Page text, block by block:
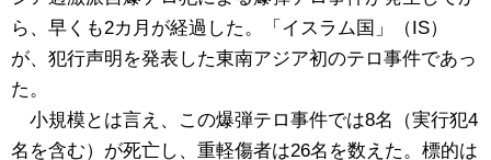
ら、早くも2カ月が経過した。「イスラム国」（IS）
が、犯行声明を発表した東南アジア初のテロ事件であっ
た。
小規模とは言え、この爆弾テロ事件では8名（実行犯4
名を含む）が死亡し、重軽傷者は26名を数えた。標的は